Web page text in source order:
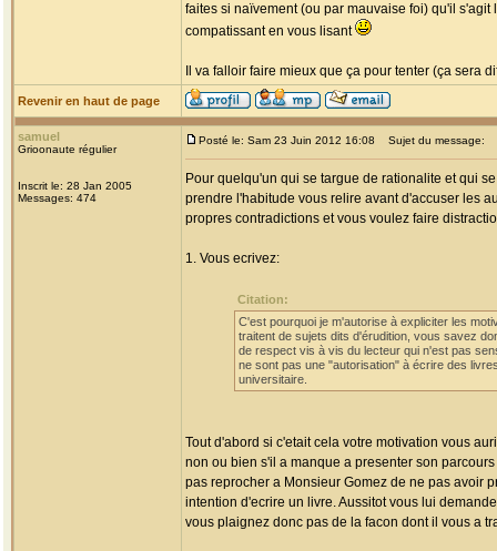
faites si naïvement (ou par mauvaise foi) qu'il
compatissant en vous lisant
Il va falloir faire mieux que ça pour tenter (ça
Revenir en haut de page
samuel
Grioonaute régulier
Inscrit le: 28 Jan 2005
Messages: 474
Posté le: Sam 23 Juin 2012 16:08 Sujet du message:
Pour quelqu'un qui se targue de rationalite et qui
prendre l'habitude vous relire avant d'accuser les
propres contradictions et vous voulez faire
1. Vous ecrivez:
Citation:
C'est pourquoi je m'autorise à expliciter les
traitent de sujets dits d'érudition, vous savez
de respect vis à vis du lecteur qui n'est pas
ne sont pas une "autorisation" à écrire des
universitaire.
Tout d'abord si c'etait cela votre motivation vous
non ou bien s'il a manque a presenter son
pas reprocher a Monsieur Gomez de ne pas avoir
intention d'ecrire un livre. Aussitot vous lui
vous plaignez donc pas de la facon dont il vous a